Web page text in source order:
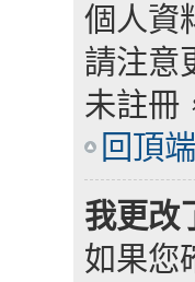
個人資
請注意
未註冊
回頂端
我更改
如果您